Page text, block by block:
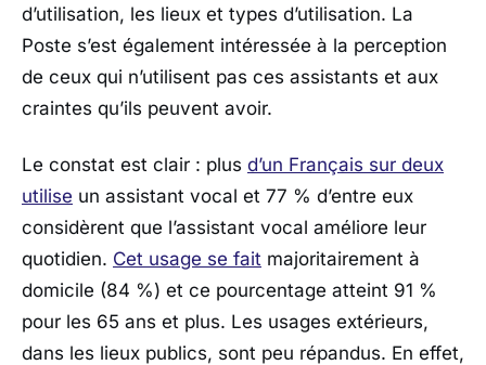
d’utilisation, les lieux et types d’utilisation. La
Poste s’est également intéressée à la perception
de ceux qui n’utilisent pas ces assistants et aux
craintes qu’ils peuvent avoir.
Le constat est clair : plus d’un Français sur deux
utilise un assistant vocal et 77 % d’entre eux
considèrent que l’assistant vocal améliore leur
quotidien. Cet usage se fait majoritairement à
domicile (84 %) et ce pourcentage atteint 91 %
pour les 65 ans et plus. Les usages extérieurs,
dans les lieux publics, sont peu répandus. En effet,